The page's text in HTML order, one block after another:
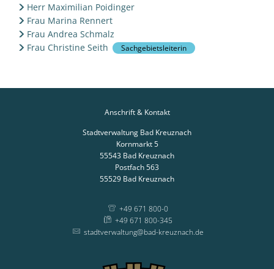
Herr Maximilian Poidinger
Frau Marina Rennert
Frau Andrea Schmalz
Frau Christine Seith
Sachgebietsleiterin
Anschrift & Kontakt
Stadtverwaltung Bad Kreuznach
Kornmarkt 5
55543 Bad Kreuznach
Postfach 563
55529 Bad Kreuznach
+49 671 800-0
+49 671 800-345
stadtverwaltung@bad-kreuznach.de